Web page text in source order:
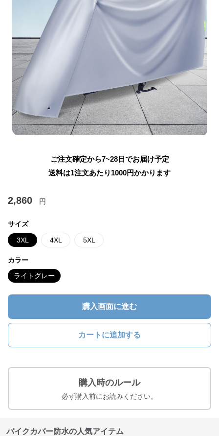
ご注文確定から7~28日でお届け予定
送料は1注文あたり 1000円かかります
2,860 円
サイズ
3XL 4XL 5XL
カラー
ライトグレー
購入画面に進む
カートに追加する
購入時のルール
必ず購入前にお読みください。
バイクカバー防水の人気アイテム